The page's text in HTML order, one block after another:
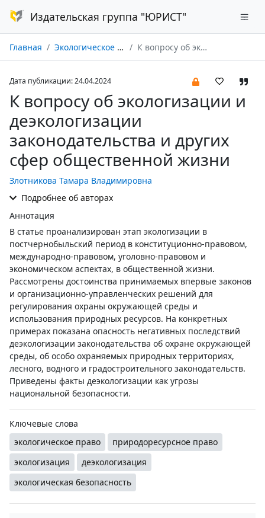
Издательская группа "ЮРИСТ"
Главная Экологическое право № 02/2024 К вопросу об экологизации и деэкологизации законодательства и других сфер общественной жизни
Дата публикации: 24.04.2024
К вопросу об экологизации и
деэкологизации
законодательства и других
сфер общественной жизни
Злотникова Тамара Владимировна
Подробнее об авторах
Аннотация
В статье проанализирован этап экологизации в
постчернобыльский период в конституционно-правовом,
международно-правовом, уголовно-правовом и
экономическом аспектах, в общественной жизни.
Рассмотрены достоинства принимаемых впервые законов
и организационно-управленческих решений для
регулирования охраны окружающей среды и
использования природных ресурсов. На конкретных
примерах показана опасность негативных последствий
деэкологизации законодательства об охране окружающей
среды, об особо охраняемых природных территориях,
лесного, водного и градостроительного законодательств.
Приведены факты деэкологизации как угрозы
национальной безопасности.
Ключевые слова
экологическое право
природоресурсное право
экологизация
деэкологизация
экологическая безопасность